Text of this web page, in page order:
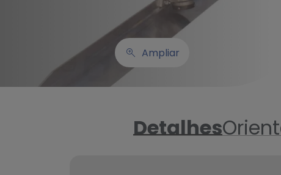
Ampliar
Detalhes